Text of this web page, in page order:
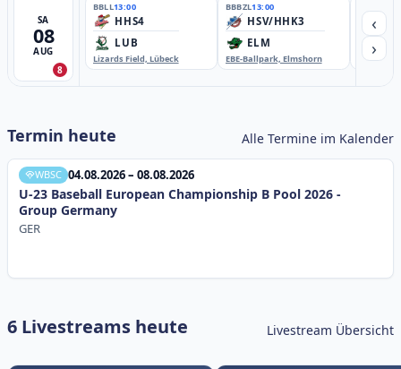
SA
08
AUG
8
BBLL13:00
HHS4
LUB
Lizards Field, Lübeck
BBBZL13:00
HSV/HHK3
ELM
EBE-Ballpark, Elmshorn
‹
›
Termin heute Alle Termine im Kalender
WBSC 04.08.2026 – 08.08.2026
U-23 Baseball European Championship B Pool 2026 -
Group Germany
GER
6 Livestreams heute Livestream Übersicht